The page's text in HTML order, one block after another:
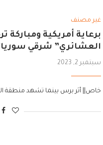
غير مصنف
برعاية أمريكية ومباركة
العشائري” شرقي
سبتمبر 2, 2023
خاص|| أثر برس بينما تشهد منطقة